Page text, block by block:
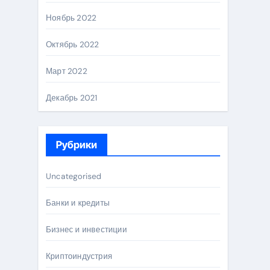
Ноябрь 2022
Октябрь 2022
Март 2022
Декабрь 2021
Рубрики
Uncategorised
Банки и кредиты
Бизнес и инвестиции
Криптоиндустрия